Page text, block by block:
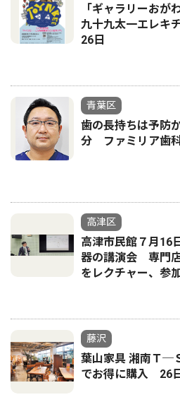
「ギャラリーお
九十九太一エレキ
26日
青葉区
歯の長持ちは予防
分 ファミリア歯
高津区
高津市民館７月
器の講演会 専門
をレクチャー、参
藤沢
葉山家具 湘南Ｔ─
でお得に購入 26